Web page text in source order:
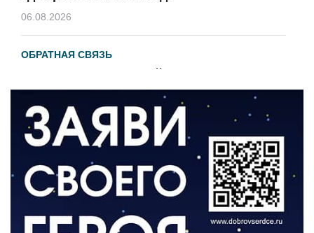
06.08.2026
ОБРАТНАЯ СВЯЗЬ
Администрация онлайн
ВЛАСТЬ
День памяти и «Симфония народов»
06.08.2026
Новый настил на экотропе